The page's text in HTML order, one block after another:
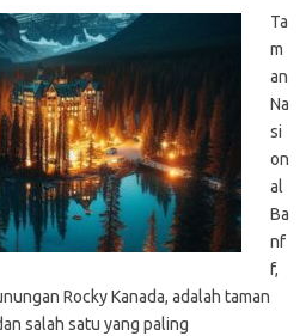
Ta
m
an
Na
si
on
al
Ba
nf
f,
Rocky Kanada, adalah taman
salah satu yang paling